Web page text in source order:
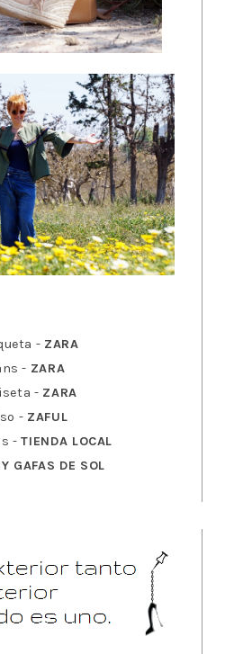
- ZARA
- ZARA
- ZARA
- ZAFUL
-TIENDA LOCAL
GAFAS DE SOL